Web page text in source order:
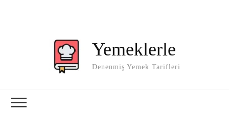
Yemeklerle
Denenmiş Yemek Tarifleri